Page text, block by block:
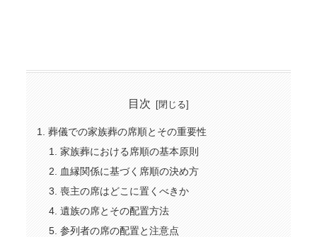
目次
葬儀での家族葬の席順とその重要性
家族葬における席順の基本原則
血縁関係に基づく席順の決め方
喪主の席はどこに置くべきか
遺族の席とその配置方法
参列者の席の配置と注意点